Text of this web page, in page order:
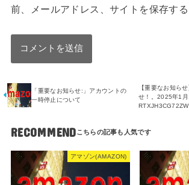
前、メールアドレス、サイトを保存する
「重要なお知らせ:」アカウントの
一時停止について
【重要なお知ら
せ！。2025年1
RECOMMEND
アマゾン(AMAZON)